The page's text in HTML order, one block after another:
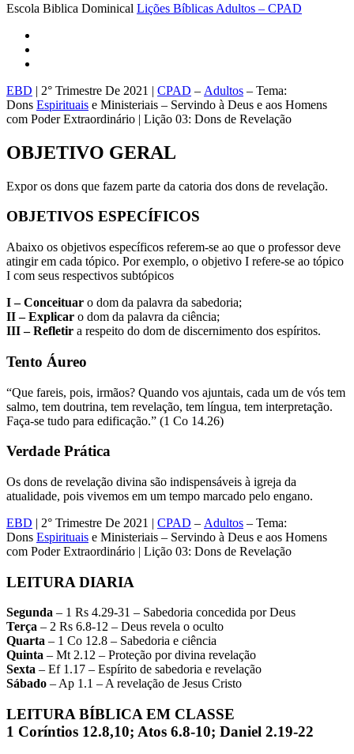
Escola Biblica Dominical Lições Bíblicas Adultos – CPAD
EBD | 2° Trimestre De 2021 | CPAD – Adultos – Tema:
Dons Espirituais e Ministeriais – Servindo à Deus e aos Homens
com Poder Extraordinário | Lição 03: Dons de Revelação
OBJETIVO GERAL
Expor os dons que fazem parte da catoria dos dons de revelação.
OBJETIVOS ESPECÍFICOS
Abaixo os objetivos específicos referem-se ao que o professor deve
atingir em cada tópico. Por exemplo, o objetivo I refere-se ao tópico
I com seus respectivos subtópicos
I – Conceituar o dom da palavra da sabedoria;
II – Explicar o dom da palavra da ciência;
III – Refletir a respeito do dom de discernimento dos espíritos.
Tento Áureo
“Que fareis, pois, irmãos? Quando vos ajuntais, cada um de vós tem
salmo, tem doutrina, tem revelação, tem língua, tem interpretação.
Faça-se tudo para edificação.” (1 Co 14.26)
Verdade Prática
Os dons de revelação divina são indispensáveis à igreja da
atualidade, pois vivemos em um tempo marcado pelo engano.
EBD | 2° Trimestre De 2021 | CPAD – Adultos – Tema:
Dons Espirituais e Ministeriais – Servindo à Deus e aos Homens
com Poder Extraordinário | Lição 03: Dons de Revelação
LEITURA DIARIA
Segunda – 1 Rs 4.29-31 – Sabedoria concedida por Deus
Terça – 2 Rs 6.8-12 – Deus revela o oculto
Quarta – 1 Co 12.8 – Sabedoria e ciência
Quinta – Mt 2.12 – Proteção por divina revelação
Sexta – Ef 1.17 – Espírito de sabedoria e revelação
Sábado – Ap 1.1 – A revelação de Jesus Cristo
LEITURA BÍBLICA EM CLASSE
1 Coríntios 12.8,10; Atos 6.8-10; Daniel 2.19-22